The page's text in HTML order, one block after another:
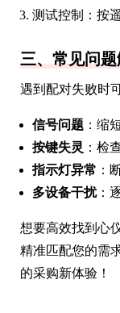
测试控制：按
三、常见问
遇到配对失败时
信号问题 ：缩
按键失灵 ：检
指示灯异常 ：
多设备干扰：
想要高效找到心
精准匹配您的需
的采购新体验！